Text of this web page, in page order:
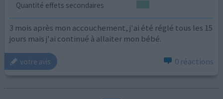
Quantité effets secondaires
3 mois après mon accouchement, j'ai été réglé tous les 15
jours mais j'ai continué à allaiter mon bébé.
votre avis 0 réactions